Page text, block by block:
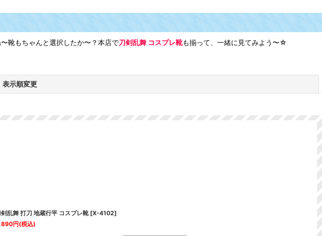
靴もちゃんと選択したか〜？本店で刀剣乱舞 コスプレ靴も揃って、一緒に見てみよう〜☆
表示順変更
剣乱舞 打刀 地蔵行平 コスプレ靴 [X-4102]
円(税込)